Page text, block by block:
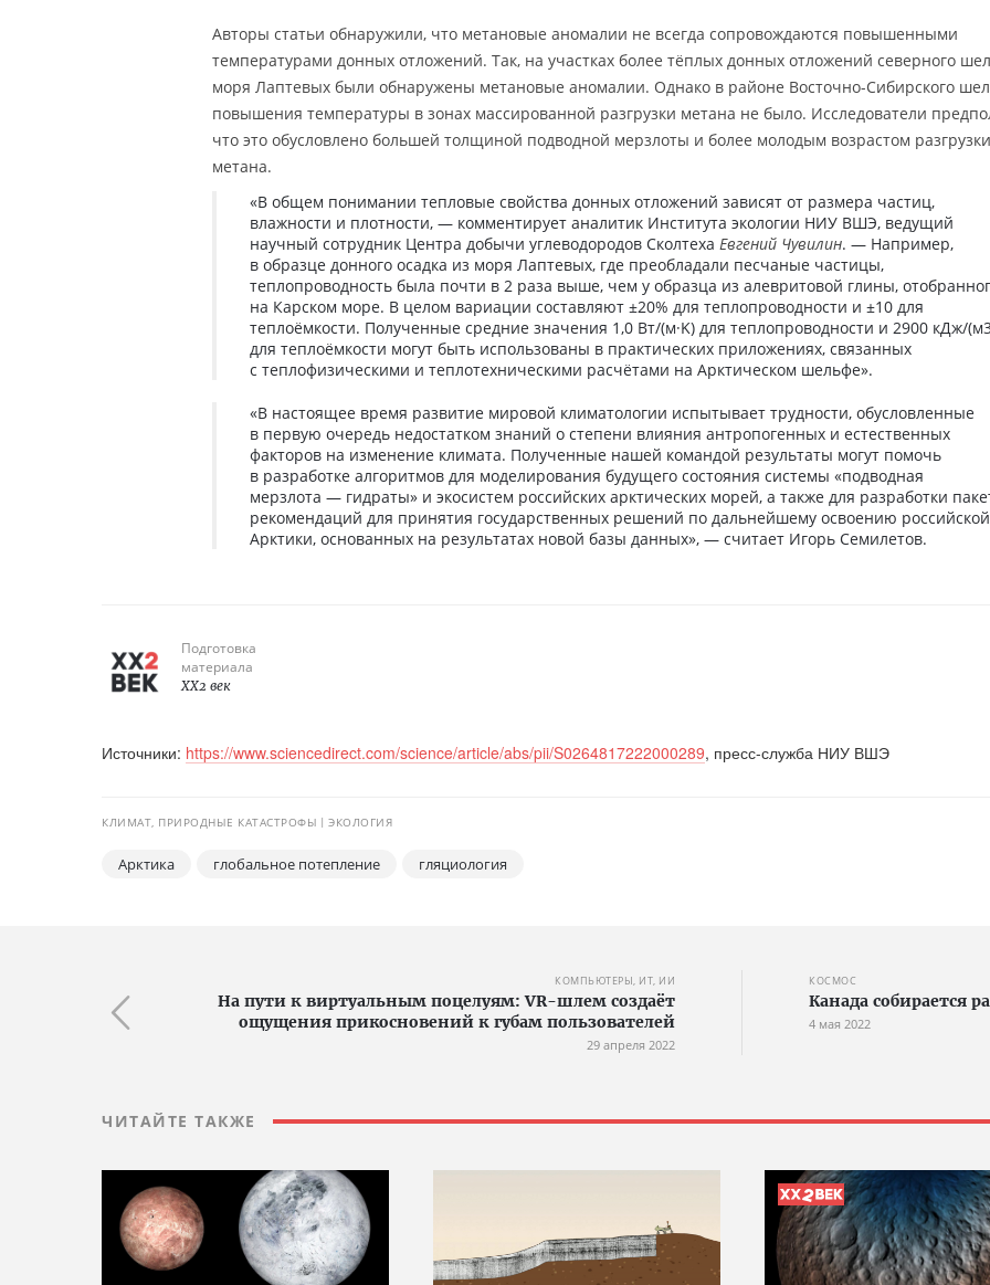
Авторы статьи обнаружили, что метановые аномалии не всегда сопровождаются повышенными
температурами донных отложений. Так, на участках более тёплых донных отложений северного
моря Лаптевых были обнаружены метановые аномалии. Однако в районе Восточно-Сибирского
повышения температуры в зонах массированной разгрузки метана не было. Исследователи
что это обусловлено большей толщиной подводной мерзлоты и более молодым возрастом разгрузки
метана.
«В общем понимании тепловые свойства донных отложений зависят от размера частиц,
влажности и плотности, — комментирует аналитик Института экологии НИУ ВШЭ, ведущий
научный сотрудник Центра добычи углеводородов Сколтеха Евгений Чувилин. — Например,
в образце донного осадка из моря Лаптевых, где преобладали песчаные частицы,
теплопроводность была почти в 2 раза выше, чем у образца из алевритовой глины,
на Карском море. В целом вариации составляют ±20% для теплопроводности и ±10 для
теплоёмкости. Полученные средние значения 1,0 Вт/(м·K) для теплопроводности и 2900 кДж/
для теплоёмкости могут быть использованы в практических приложениях, связанных
с теплофизическими и теплотехническими расчётами на Арктическом шельфе».
«В настоящее время развитие мировой климатологии испытывает трудности, обусловленные
в первую очередь недостатком знаний о степени влияния антропогенных и естественных
факторов на изменение климата. Полученные нашей командой результаты могут помочь
в разработке алгоритмов для моделирования будущего состояния системы «подводная
мерзлота — гидраты» и экосистем российских арктических морей, а также для разработки
рекомендаций для принятия государственных решений по дальнейшему освоению российской
Арктики, основанных на результатах новой базы данных», — считает Игорь Семилетов.
Подготовка
материала
XX2 век
Источники: https://www.sciencedirect.com/science/article/abs/pii/S0264817222000289, пресс-служба НИУ ВШЭ
КЛИМАТ, ПРИРОДНЫЕ КАТАСТРОФЫ ЭКОЛОГИЯ
Арктика глобальное потепление гляциология
КОМПЬЮТЕРЫ, ИТ, ИИ
На пути к виртуальным поцелуям: VR-шлем создаёт
ощущения прикосновений к губам пользователей
29 апреля 2022
КОСМОС
Канада собирается
4 мая 2022
ЧИТАЙТЕ ТАКЖЕ